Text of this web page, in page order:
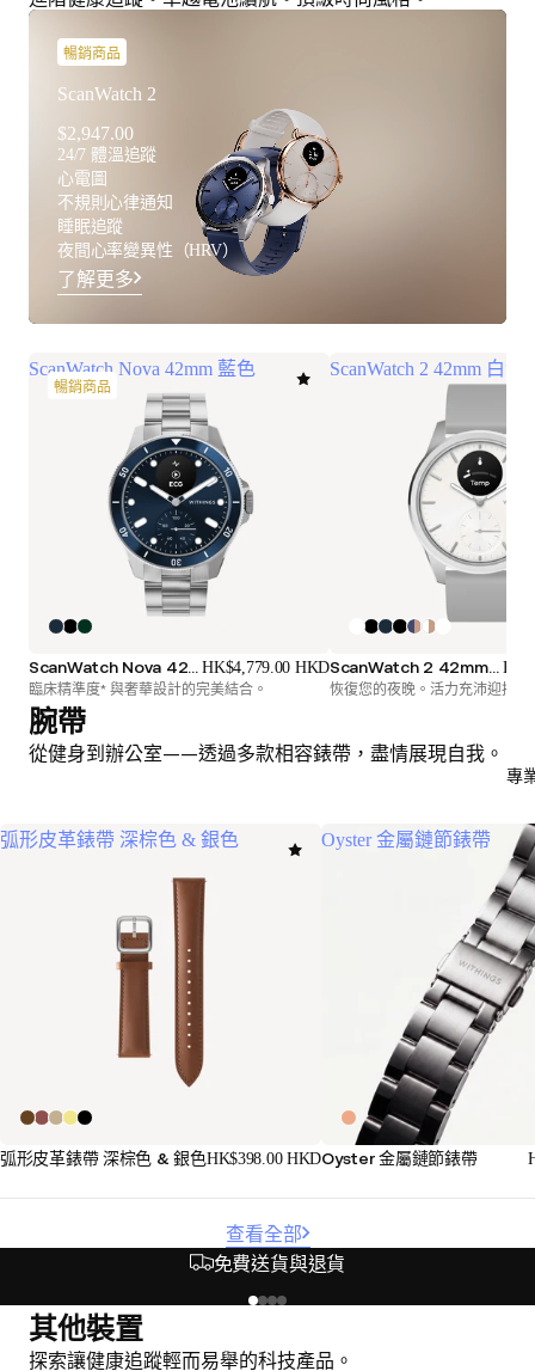
專
暢銷商品
ScanWatch 2
$2,947.00
24/7 體溫追蹤
心電圖
不規則心律通知
睡眠追蹤
夜間心率變異性（HRV）
了解更多
ScanWatch Nova 42mm 藍色
暢銷商品
ScanWatch Nova 42mm 藍色 HK$4,779.00 HKD
臨床精準度* 與奢華設計的完美結合。
ScanWatch 2 42mm 白色
ScanWatch 2 42mm 白色銀色
恢復您的夜晚。活力充沛迎接每
腕帶
從健身到辦公室——透過多款相容錶帶，盡情展現自我。
弧形皮革錶帶 深棕色 & 銀色
弧形皮革錶帶 深棕色 & 銀色HK$398.00 HKD
Oyster 金屬鏈節錶帶
Oyster 金屬鏈節錶帶
查看全部
安全彈性的付款方式
其他裝置
探索讓健康追蹤輕而易舉的科技產品。